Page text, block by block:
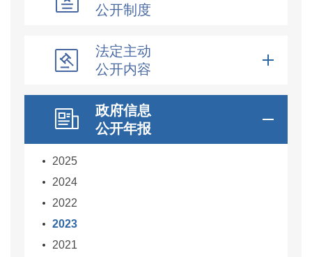
公开制度
法定主动
公开内容
政府信息
公开年报
2025
2024
2022
2023
2021